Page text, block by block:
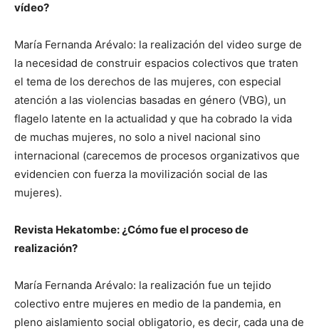
vídeo?
María Fernanda Arévalo: la realización del video surge de
la necesidad de construir espacios colectivos que traten
el tema de los derechos de las mujeres, con especial
atención a las violencias basadas en género (VBG), un
flagelo latente en la actualidad y que ha cobrado la vida
de muchas mujeres, no solo a nivel nacional sino
internacional (carecemos de procesos organizativos que
evidencien con fuerza la movilización social de las
mujeres).
Revista Hekatombe: ¿Cómo fue el proceso de
realización?
María Fernanda Arévalo: la realización fue un tejido
colectivo entre mujeres en medio de la pandemia, en
pleno aislamiento social obligatorio, es decir, cada una de